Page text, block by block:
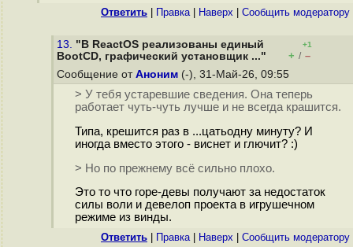
Ответить Правка| Наверх Cообщить модератору
13. "В ReactOS реализованы единый
BootCD, графический установщик ..."
+1
+ / –
Сообщение от Аноним (-), 31-Май-26, 09:55
> У тебя устаревшие сведения. Она теперь
работает чуть-чуть лучше и не всегда крашится.
Типа, крешится раз в ...цатьодну минуту? И
иногда вместо этого - виснет и глючит? :)
> Но по прежнему всё сильно плохо.
Это то что горе-девы получают за недостаток
силы воли и девелоп проекта в игрушечном
режиме из винды.
Ответить Правка| Наверх Cообщить модератору